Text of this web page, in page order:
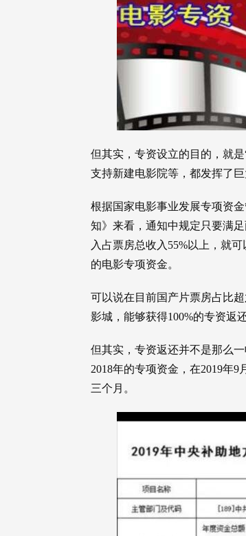
但其实，专资设立的目的，就
支持新建电影院等，都发挥了巨
根据国家电影事业发展专项资
知》来看，通知中规定只要满
入占票房总收入55%以上，就
的电影专项资金。
可以说在目前国产片票房占比
影城，能够获得100%的专资返还
但其实，专资返还并不是那么
2018年的专项资金，在2019年
三个月。